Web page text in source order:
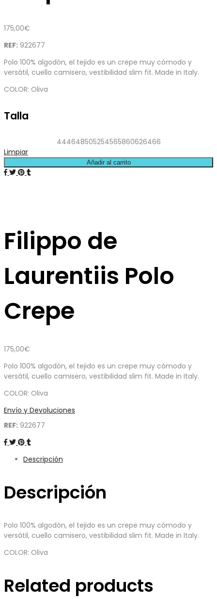
175,00€
REF: 922677
Polo 100% algodón, el tejido es un crepe muy cómodo y
versátil, cuello camisero, vestibilidad slim fit. Made in Italy.
COLOR: Oliva
Talla
444648505254565860626466
Limpiar
Añadir al carrito
Filippo de
Laurentiis Polo
Crepe
175,00€
Polo 100% algodón, el tejido es un crepe muy cómodo y
versátil, cuello camisero, vestibilidad slim fit. Made in Italy.
COLOR: Oliva
Envío y Devoluciones
REF: 922677
Descripción
Descripción
Polo 100% algodón, el tejido es un crepe muy cómodo y
versátil, cuello camisero, vestibilidad slim fit. Made in Italy.
COLOR: Oliva
Related products